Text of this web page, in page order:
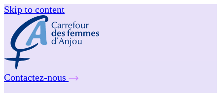
Skip to content
Contactez-nous